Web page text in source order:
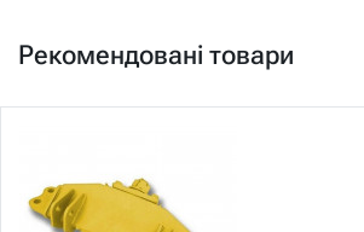
Рекомендовані товари